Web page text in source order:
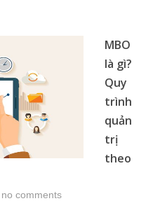
MBO
là gì?
Quy
trình
quản
trị
theo
no comments